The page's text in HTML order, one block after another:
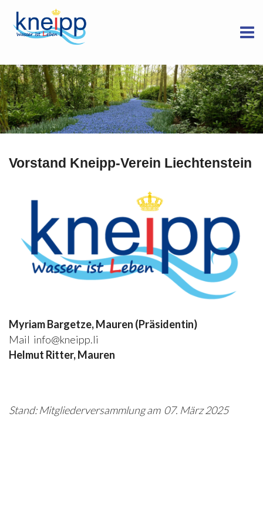
Vorstand Kneipp-Verein Liechtenstein
Myriam Bargetze, Mauren (Präsidentin)
Mail info@kneipp.li
Helmut Ritter, Mauren
Stand: Mitgliederversammlung am 07. März 2025